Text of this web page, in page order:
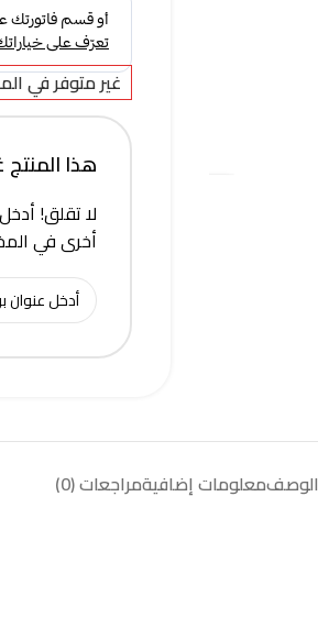
غير متوفر في
هذا المنتج
لا تقلق!
أخرى في
الوصفمعلومات إضافيةمراجعات (0)